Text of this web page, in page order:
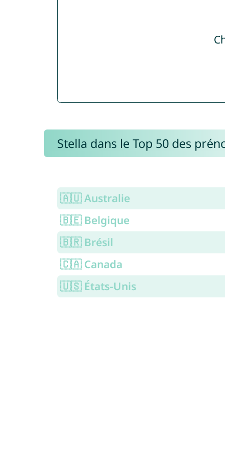
Stella dans le Top 50 des
🇦🇺 Australie
🇧🇪 Belgique
🇧🇷 Brésil
🇨🇦 Canada
🇺🇸 États-Unis